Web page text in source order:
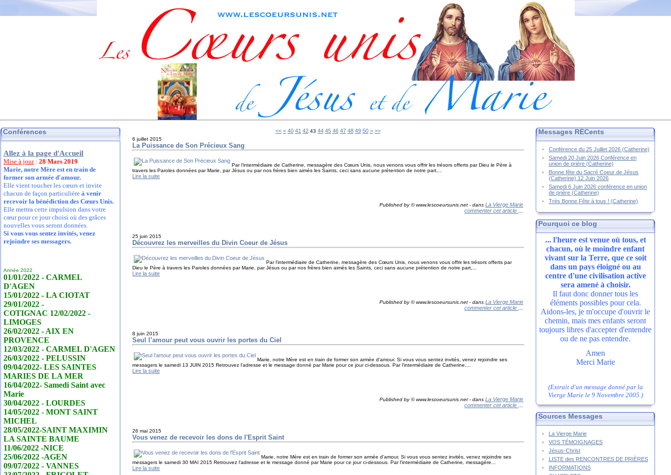
Conférences
Allez à la page d'Accueil
Mise à jour:28 Mars 2019
Marie, notre Mère est en train de
former son armée d'amour.
Elle vient toucher les cœurs et invite
chacun de façon particulièreà venir
recevoir la bénédiction des Cœurs Unis.
Elle mettra cette impulsion dans votre
cœur pour ce jour choisi où des grâces
nouvelles vous seront données.
Si vous vous sentez invités, venez
rejoindre ses messagers.
Année 2022
01/01/2022 - CARMEL
D'AGEN
15/01/2022 - LA CIOTAT
29/01/2022 -
COTIGNAC 12/02/2022 -
LIMOGES
26/02/2022 - AIX EN
PROVENCE
12/03/2022 - CARMEL D'AGEN
26/03/2022 - PELUSSIN
09/04/2022- LES SAINTES
MARIES DE LA MER
16/04/2022- Samedi Saint avec
Marie
30/04/2022 - LOURDES
14/05/2022 - MONT SAINT
MICHEL
28/05/2022-SAINT MAXIMIN
LA SAINTE BAUME
11/06/2022 -NICE
25/06/2022 -AGEN
09/07/2022 - VANNES
<< < 10
20
30
40 41 42 43 44 45 46 47 48 49 50 60
70
80
90
100
> >>
6 juillet 2015
La Puissance de Son Précieux Sang
Par l'intermédiaire de Catherine, messagère des Cœurs Unis, nous venons vous offrir les trésors offerts par Dieu le Père à
travers les Paroles données par Marie, par Jésus ou par nos frères bien aimés les Saints, ceci sans aucune prétention de notre part,...
Lire la suite
Published by © www.lescoeursunis.net - dansLa Vierge Marie
commenter cet article
25 juin 2015
Découvrez les merveilles du Divin Coeur de Jésus
Par l'intermédiaire de Catherine, messagère des Cœurs Unis, nous venons vous offrir les trésors offerts par
Dieu le Père à travers les Paroles données par Marie, par Jésus ou par nos frères bien aimés les Saints, ceci sans aucune prétention de notre part,...
Lire la suite
Published by © www.lescoeursunis.net - dansLa Vierge Marie
commenter cet article
8 juin 2015
Seul l’amour peut vous ouvrir les portes du Ciel
Marie, notre Mère est en train de former son armée d'amour. Si vous vous sentez invités, venez rejoindre ses
messagers le samedi 13 JUIN 2015 Retrouvez l'adresse et le message donné par Marie pour ce jour ci-dessous. Par l'intermédiaire de Catherine,...
Lire la suite
Published by © www.lescoeursunis.net - dansLa Vierge Marie
commenter cet article
26 mai 2015
Vous venez de recevoir les dons de l'Esprit Saint
Marie, notre Mère est en train de former son armée d'amour. Si vous vous sentez invités, venez rejoindre ses
messagers le samedi 30 MAI 2015 Retrouvez l'adresse et le message donné par Marie pour ce jour ci-dessous. Par l'intermédiaire de Catherine, messagère...
Lire la suite
Messages RÉCents
Conférence du 25 Juillet 2026 (Catherine)
Samedi 20 Juin 2026 Conférence en
union de prière (Catherine)
Bonne fête du Sacré Coeur de Jésus
(Catherine) 12 Juin 2026
Samedi 6 Juin 2026 conférence en union
de prière (Catherine)
Très Bonne Fête à tous ! (Catherine)
Pourquoi ce blog
... l'heure est venue où tous, et
chacun, où le moindre enfant
vivant sur la Terre, que ce soit
dans un pays éloigné ou au
centre d'une civilisation active
sera amené à choisir.
Il faut donc donner tous les
éléments possibles pour cela.
Aidons-les, je m'occupe d'ouvrir le
chemin, mais mes enfants seront
toujours libres d'accepter d'entendre
ou de ne pas entendre.
Amen
Merci Marie
(Extrait d'un message donné par la
Vierge Marie le 9 Novembre 2005.)
Sources Messages
La Vierge Marie
VOS TÉMOIGNAGES
Jésus-Christ
LISTE des RENCONTRES DE PRIÈRES
INFORMATIONS